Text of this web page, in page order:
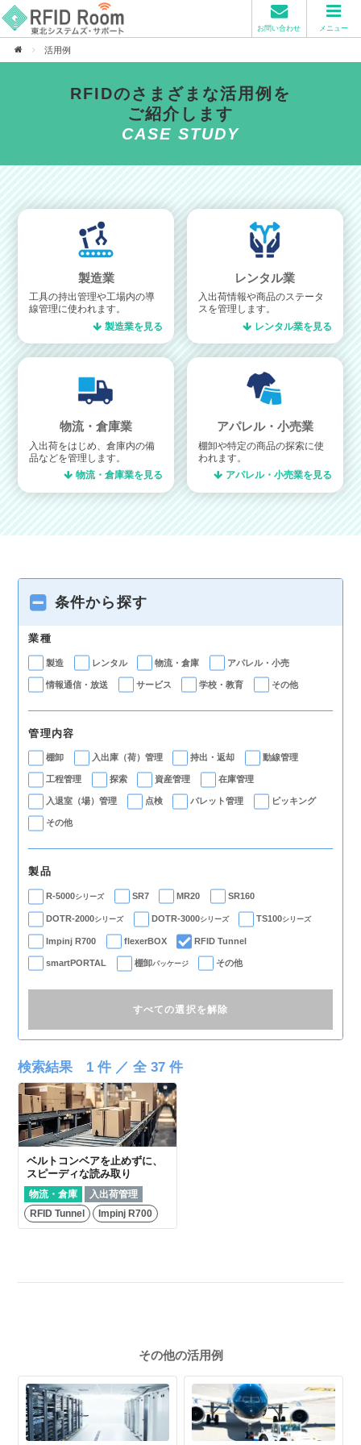
お問い合わせ メニュー
活用例
RFIDのさまざまな活用例を
ご紹介します
製造業
工具の持出管理や工場内の導
線管理に使われます。
製造業を見る
レンタル業
入出荷情報や商品のステータ
スを管理します。
レンタル業を見る
物流・倉庫業
入出荷をはじめ、倉庫内の備
品などを管理します。
物流・倉庫業を見る
アパレル・小売業
棚卸や特定の商品の探索に使
われます。
アパレル・小売業を見る
検索結果 1 件 ／ 全37 件
ベルトコンベアを止めずに、
スピーディな読み取り
物流・倉庫
入出荷管理
RFID Tunnel
Impinj R700
条件から探す
業種
製造 レンタル 物流・倉庫 アパレル・小売
情報通信・放送 サービス 学校・教育 その他
管理内容
棚卸 入出庫（荷）管理 持出・返却 動線管理
工程管理 探索 資産管理 在庫管理
入退室（場）管理 点検 パレット管理 ピッキング
その他
製品
R-5000シリーズ SR7 MR20 SR160
DOTR-2000シリーズ DOTR-3000シリーズ TS100シリーズ
Impinj R700 flexerBOX RFID Tunnel
smartPORTAL 棚卸パッケージ その他
すべての選択を解除
その他の活用例